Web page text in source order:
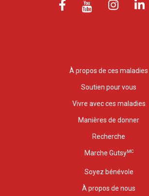
À propos de ces maladies
Soutien pour vous
Vivre avec ces maladies
Manières de donner
Recherche
Marche GutsyMC
Soyez bénévole
À propos de nous